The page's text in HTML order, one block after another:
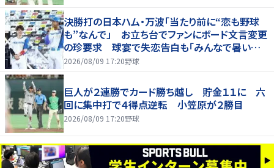
決勝打の日本ハム・万波「当たり前に“恋も野球
も”なんで」 お立ち台でファンにボード文言変更
の珍要求 球宴で失恋告白も「みんなで暑い夏
にしましょう！」
2026/08/09 17:20野球
巨人が２連勝でカード勝ち越し 貯金１１に 六
回に集中打で４得点逆転 小笠原が２勝目
2026/08/09 17:20野球